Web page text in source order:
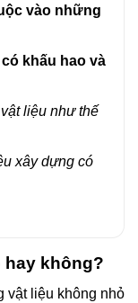
vào những
khấu hao và
liệu như thế
xây dựng có
hay không?
vật liệu không nhỏ